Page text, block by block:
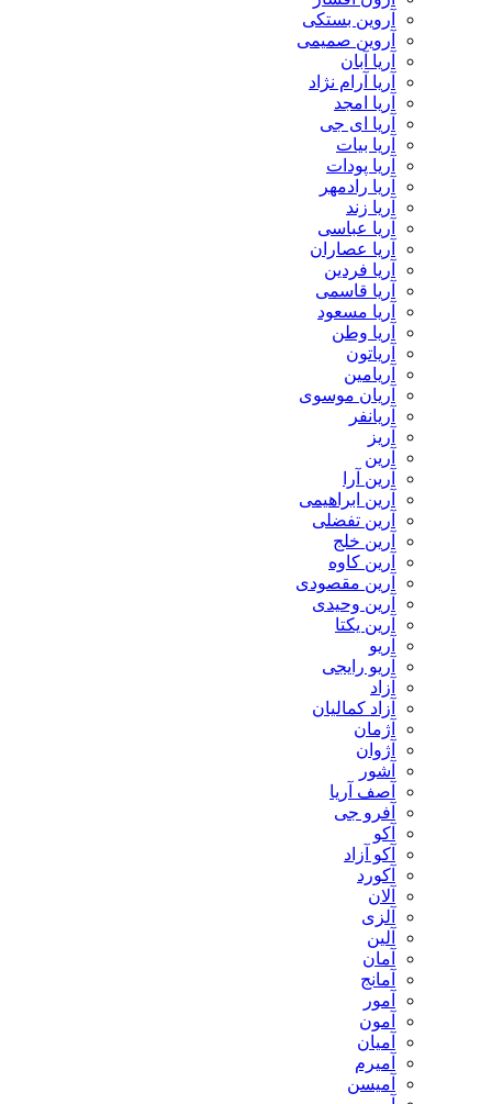
آروین بستکی
آروین صمیمی
آریا آبان
آریا آرام نژاد
آریا امجد
آریا ای جی
آریا بیات
آریا پودات
آریا رادمهر
آریا زند
آریا عباسی
آریا عصاران
آریا فردین
آریا قاسمی
آریا مسعود
آریا وطن
آریاتون
آریامین
آریان موسوی
آریانفر
آریز
آرین
آرین آرا
آرین ابراهیمی
آرین تفضلی
آرین خلج
آرین کاوه
آرین مقصودی
آرین وحیدی
آرین یکتا
آریو
آریو رایجی
آزاد
آزاد کمالیان
آژمان
آژوان
آشور
آصف آریا
آفرو جی
آکو
آکو آزاد
آکورد
آلان
آلزی
آلین
آمان
آمانج
آمور
آمون
آمیان
آمیرم
آمیسن